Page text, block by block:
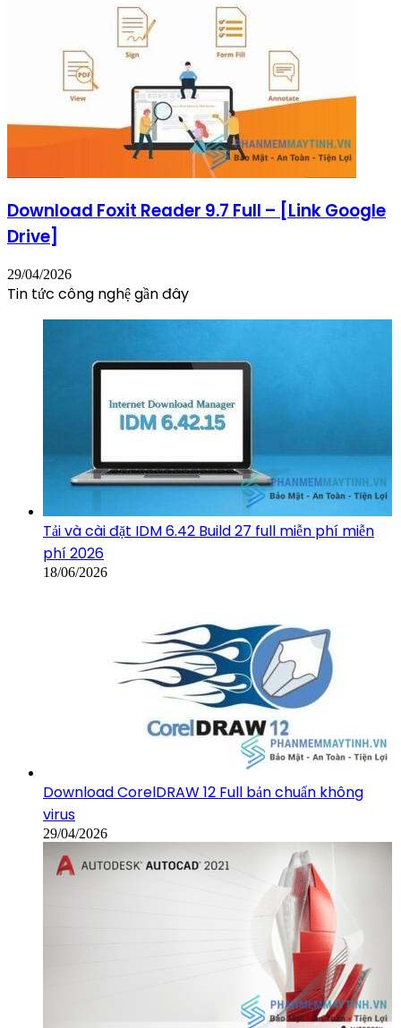
Download Foxit Reader 9.7 Full – [Link Google
Drive]
29/04/2026
Tin tức công nghệ gần đây
Tải và cài đặt IDM 6.42 Build 27 full miễn phí miễn
phí 2026
18/06/2026
Download CorelDRAW 12 Full bản chuẩn không
virus
29/04/2026